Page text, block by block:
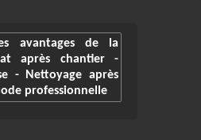
avantages de la
après chantier -
- Nettoyage après
professionnelle